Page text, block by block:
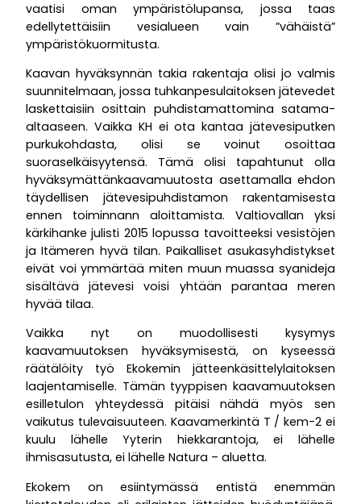
vaatisi oman ympäristölupansa, jossa taas
edellytettäisiin vesialueen vain ”vähäistä”
ympäristökuormitusta.
Kaavan hyväksynnän takia rakentaja olisi jo valmis
suunnitelmaan, jossa tuhkanpesulaitoksen jätevedet
laskettaisiin osittain puhdistamattomina satama-
altaaseen. Vaikka KH ei ota kantaa jätevesiputken
purkukohdasta, olisi se voinut osoittaa
suoraselkäisyytensä. Tämä olisi tapahtunut olla
hyväksymättänkaavamuutosta asettamalla ehdon
täydellisen jätevesipuhdistamon rakentamisesta
ennen toiminnann aloittamista. Valtiovallan yksi
kärkihanke julisti 2015 lopussa tavoitteeksi vesistöjen
ja Itämeren hyvä tilan. Paikalliset asukasyhdistykset
eivät voi ymmärtää miten muun muassa syanideja
sisältävä jätevesi voisi yhtään parantaa meren
hyvää tilaa.
Vaikka nyt on muodollisesti kysymys
kaavamuutoksen hyväksymisestä, on kyseessä
räätälöity työ Ekokemin jätteenkäsittelylaitoksen
laajentamiselle. Tämän tyyppisen kaavamuutoksen
esilletulon yhteydessä pitäisi nähdä myös sen
vaikutus tulevaisuuteen. Kaavamerkintä T / kem-2 ei
kuulu lähelle Yyterin hiekkarantoja, ei lähelle
ihmisasutusta, ei lähelle Natura – aluetta.
Ekokem on esiintymässä entistä enemmän